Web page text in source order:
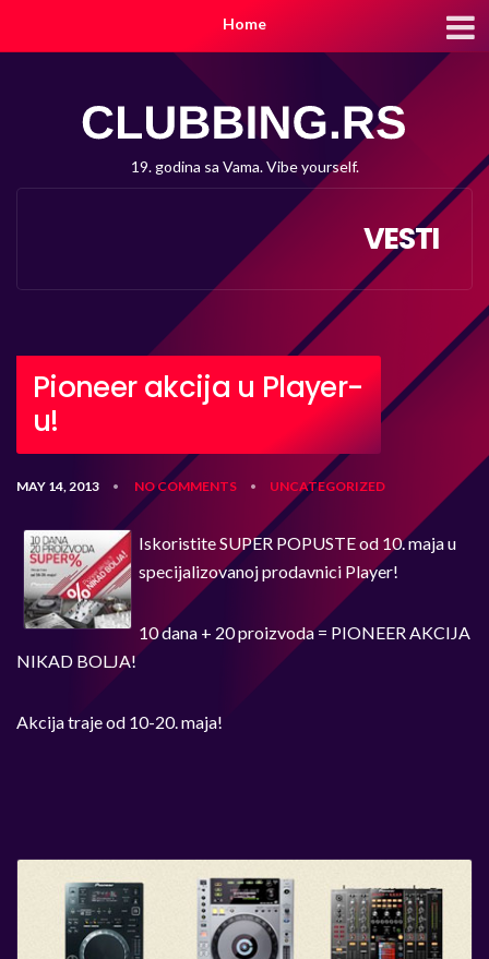
Home
19. godina sa Vama. Vibe yourself.
VESTI
Pioneer akcija u Player-
u!
MAY 14, 2013 • NO COMMENTS • UNCATEGORIZED
Iskoristite SUPER POPUSTE od 10. maja u
specijalizovanoj prodavnici Player!
10 dana + 20 proizvoda = PIONEER AKCIJA
NIKAD BOLJA!
Akcija traje od 10-20. maja!